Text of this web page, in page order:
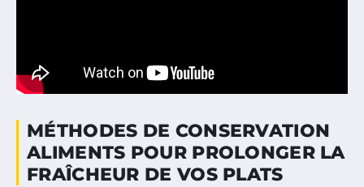
MÉTHODES DE CONSERVATION
ALIMENTS POUR PROLONGER LA
FRAÎCHEUR DE VOS PLATS